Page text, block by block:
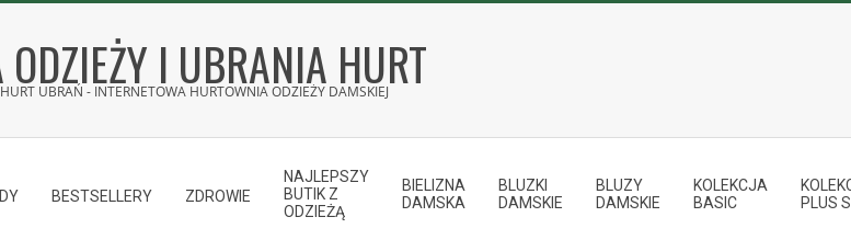
I UBRANIA HURT
UBRAŃ - INTERNETOWA HURTOWNIA ODZIEŻY DAMSKIEJ
BESTSELLERY ZDROWIE
NAJLEPSZY
BUTIK Z
ODZIEŻĄ
BIELIZNA
DAMSKA
BLUZKI
DAMSKIE
BLUZY
DAMSKIE
KOLEKCJA
BASIC
PLUS